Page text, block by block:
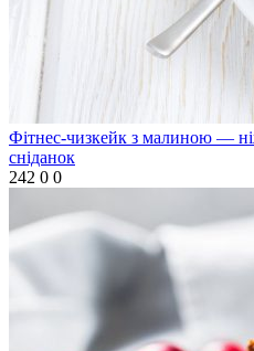
Фітнес-чизкейк з малиною —
сніданок
242 0 0